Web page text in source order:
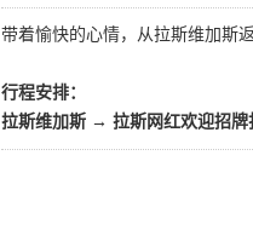
带着愉快的心情，从拉斯维加斯
行程安排：
拉斯维加斯 → 拉斯网红欢迎招牌